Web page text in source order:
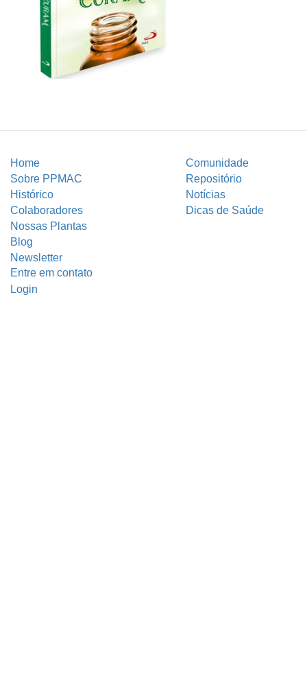
Home
Comunidade
Sobre PPMAC
Repositório
Histórico
Notícias
Colaboradores
Dicas de Saúde
Nossas Plantas
Blog
Newsletter
Entre em contato
Login